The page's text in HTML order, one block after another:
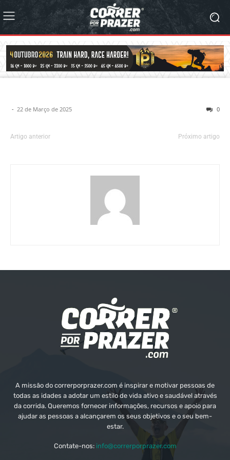
- 22 de Março de 2025 0
Artigo anterior Próximo artigo
A missão do correrporprazer.com é inspirar e motivar pessoas de
todas as idades a adotar um estilo de vida ativo e saudável através
da corrida. Queremos fornecer informações, recursos e apoio para
ajudar as pessoas a alcançarem os seus objetivos e o seu bem-
estar.
Contate-nos: info@correrporprazer.com